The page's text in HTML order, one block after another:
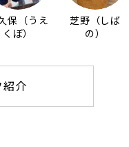
保（うえ
くぼ）
芝野（しば
の）
紹介